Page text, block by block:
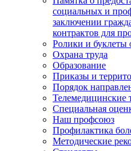
социальных и
заключении
контрактов для
Ролики и буклеты
Охрана труда
Образование
Приказы и
Порядок
Телемедицинские
Специальная
Наш профсоюз
Профилактика
Методические